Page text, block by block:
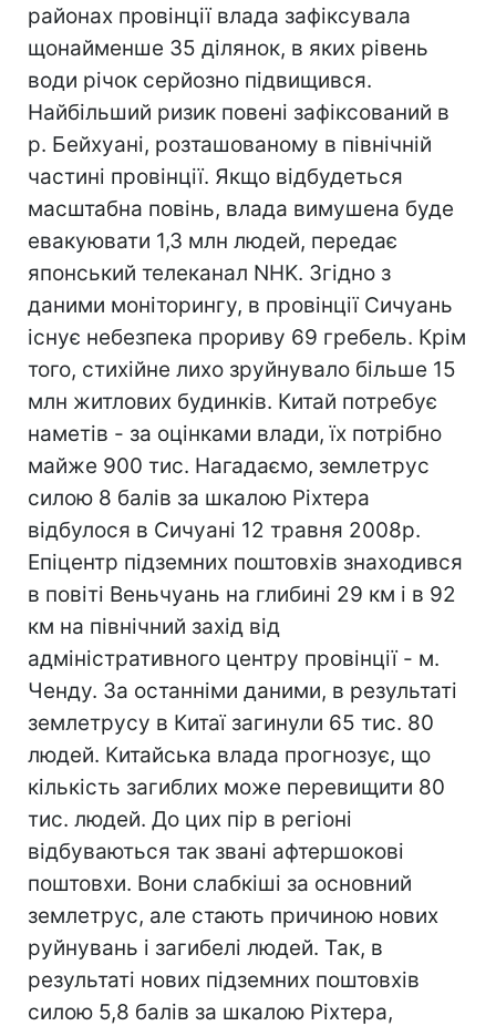
районах провінції влада зафіксувала
щонайменше 35 ділянок, в яких рівень
води річок серйозно підвищився.
Найбільший ризик повені зафіксований в
р. Бейхуані, розташованому в північній
частині провінції. Якщо відбудеться
масштабна повінь, влада вимушена буде
евакуювати 1,3 млн людей, передає
японський телеканал NHK. Згідно з
даними моніторингу, в провінції Сичуань
існує небезпека прориву 69 гребель. Крім
того, стихійне лихо зруйнувало більше 15
млн житлових будинків. Китай потребує
наметів - за оцінками влади, їх потрібно
майже 900 тис. Нагадаємо, землетрус
силою 8 балів за шкалою Ріхтера
відбулося в Сичуані 12 травня 2008р.
Епіцентр підземних поштовхів знаходився
в повіті Веньчуань на глибині 29 км і в 92
км на північний захід від
адміністративного центру провінції - м.
Ченду. За останніми даними, в результаті
землетрусу в Китаї загинули 65 тис. 80
людей. Китайська влада прогнозує, що
кількість загиблих може перевищити 80
тис. людей. До цих пір в регіоні
відбуваються так звані афтершокові
поштовхи. Вони слабкіші за основний
землетрус, але стають причиною нових
руйнувань і загибелі людей. Так, в
результаті нових підземних поштовхів
силою 5,8 балів за шкалою Ріхтера,